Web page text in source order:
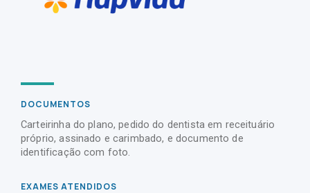
DOCUMENTOS
Carteirinha do plano, pedido do dentista em receituário
próprio, assinado e carimbado, e documento de
identificação com foto.
EXAMES ATENDIDOS